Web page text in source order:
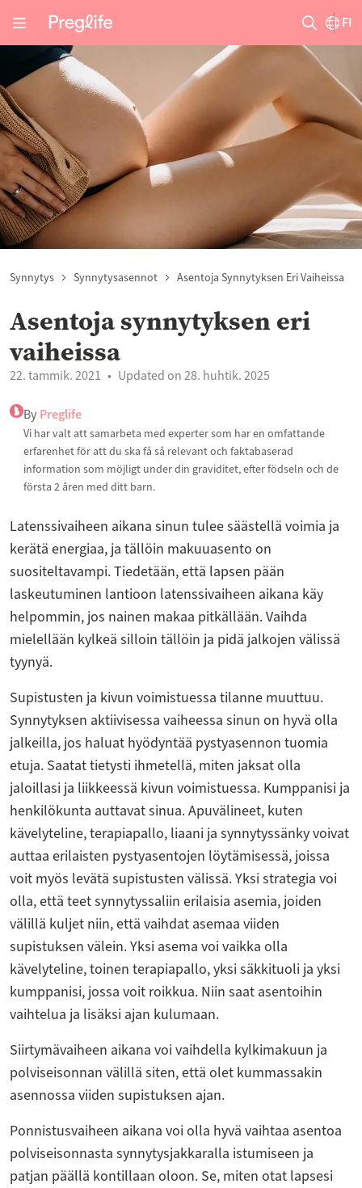
FI
Synnytys Synnytysasennot Asentoja Synnytyksen Eri Vaiheissa
Asentoja synnytyksen eri
vaiheissa
22. tammik. 2021 Updated on 28. huhtik. 2025
By Preglife
Vi har valt att samarbeta med experter som har en omfattande
erfarenhet för att du ska få så relevant och faktabaserad
information som möjligt under din graviditet, efter födseln och de
första 2 åren med ditt barn.
Latenssivaiheen aikana sinun tulee säästellä voimia ja
kerätä energiaa, ja tällöin makuuasento on
suositeltavampi. Tiedetään, että lapsen pään
laskeutuminen lantioon latenssivaiheen aikana käy
helpommin, jos nainen makaa pitkällään. Vaihda
mielellään kylkeä silloin tällöin ja pidä jalkojen välissä
tyynyä.
Supistusten ja kivun voimistuessa tilanne muuttuu.
Synnytyksen aktiivisessa vaiheessa sinun on hyvä olla
jalkeilla, jos haluat hyödyntää pystyasennon tuomia
etuja. Saatat tietysti ihmetellä, miten jaksat olla
jaloillasi ja liikkeessä kivun voimistuessa. Kumppanisi ja
henkilökunta auttavat sinua. Apuvälineet, kuten
kävelyteline, terapiapallo, liaani ja synnytyssänky voivat
auttaa erilaisten pystyasentojen löytämisessä, joissa
voit myös levätä supistusten välissä. Yksi strategia voi
olla, että teet synnytyssaliin erilaisia asemia, joiden
välillä kuljet niin, että vaihdat asemaa viiden
supistuksen välein. Yksi asema voi vaikka olla
kävelyteline, toinen terapiapallo, yksi säkkituoli ja yksi
kumppanisi, jossa voit roikkua. Niin saat asentoihin
vaihtelua ja lisäksi ajan kulumaan.
Siirtymävaiheen aikana voi vaihdella kylkimakuun ja
polviseisonnan välillä siten, että olet kummassakin
asennossa viiden supistuksen ajan.
Ponnistusvaiheen aikana voi olla hyvä vaihtaa asentoa
polviseisonnasta synnytysjakkaralla istumiseen ja
patjan päällä kontillaan oloon. Se, miten otat lapsesi